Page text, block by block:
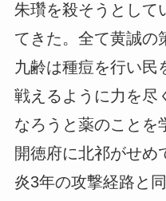
朱瓚を殺そうとして
てきた。全て黄誠の
九齢は種痘を行い民
戦えるように力を尽
なろうと薬のことを
開徳府に北祁がせめ
炎3年の攻撃経路と